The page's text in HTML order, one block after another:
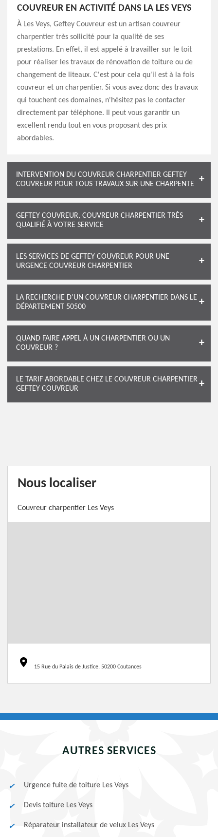
COUVREUR EN ACTIVITÉ DANS LA LES VEYS
À Les Veys, Geftey Couvreur est un artisan couvreur
charpentier très sollicité pour la qualité de ses
prestations. En effet, il est appelé à travailler sur le toit
pour réaliser les travaux de rénovation de toiture ou de
changement de liteaux. C'est pour cela qu'il est à la fois
couvreur et un charpentier. Si vous avez donc des travaux
qui touchent ces domaines, n'hésitez pas le contacter
directement par téléphone. Il peut vous garantir un
excellent rendu tout en vous proposant des prix
abordables.
INTERVENTION DU COUVREUR CHARPENTIER GEFTEY
COUVREUR POUR TOUS TRAVAUX SUR UNE CHARPENTE
GEFTEY COUVREUR, COUVREUR CHARPENTIER TRÈS
QUALIFIÉ À VOTRE SERVICE
LES SERVICES DE GEFTEY COUVREUR POUR UNE
URGENCE COUVREUR CHARPENTIER
LA RECHERCHE D’UN COUVREUR CHARPENTIER DANS LE
DÉPARTEMENT 50500
QUAND FAIRE APPEL À UN CHARPENTIER OU UN
COUVREUR ?
LE TARIF ABORDABLE CHEZ LE COUVREUR CHARPENTIER
GEFTEY COUVREUR
Nous localiser
Couvreur charpentier Les Veys
15 Rue du Palais de Justice, 50200 Coutances
AUTRES SERVICES
Urgence fuite de toiture Les Veys
Devis toiture Les Veys
Réparateur installateur de velux Les Veys